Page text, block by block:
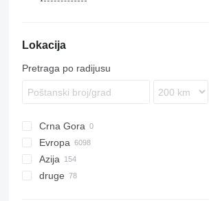
TMK
TSK
TTS
ZPS
ZWP
Xanthos Aero
Tandem
T663
T672
T679
T683
T700
T900
S-series
SGF
SKI
ZKO
ZWF
Lokacija
Pretraga po radijusu
Crna Gora
Evropa
Poljska
Njemačka
Azija
Kina
druge